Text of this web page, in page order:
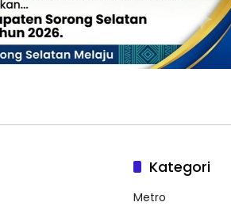
Kategori
Metro